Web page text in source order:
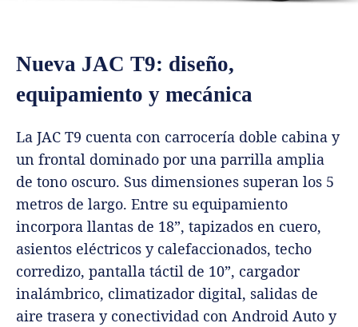
Nueva JAC T9: diseño,
equipamiento y mecánica
La JAC T9 cuenta con carrocería doble cabina y
un frontal dominado por una parrilla amplia
de tono oscuro. Sus dimensiones superan los 5
metros de largo. Entre su equipamiento
incorpora llantas de 18”, tapizados en cuero,
asientos eléctricos y calefaccionados, techo
corredizo, pantalla táctil de 10”, cargador
inalámbrico, climatizador digital, salidas de
aire trasera y conectividad con Android Auto y